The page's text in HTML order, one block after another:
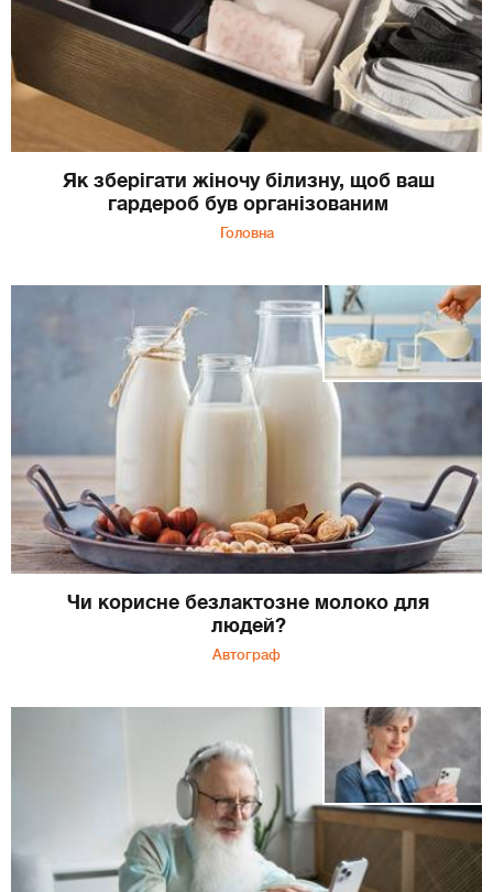
Як зберігати жіночу білизну, щоб ваш
гардероб був організованим
Головна
Чи корисне безлактозне молоко для
людей?
Автограф